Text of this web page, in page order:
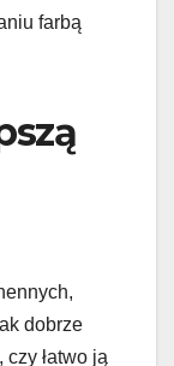
dobrze
łatwo ją